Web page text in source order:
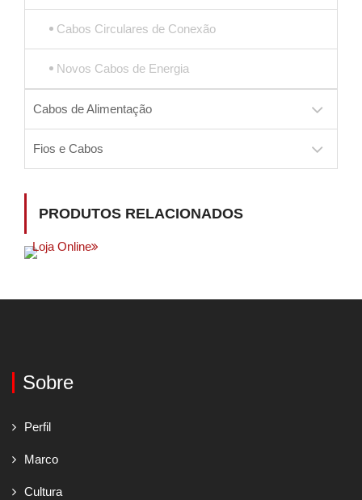
Cabos Circulares de Conexão
Novos Cabos de Energia
Cabos de Alimentação
Fios e Cabos
PRODUTOS RELACIONADOS
Loja Online
Sobre
Perfil
Marco
Cultura